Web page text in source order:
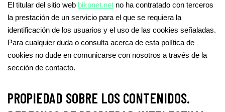
El titular del sitio web bikonet.net no ha contratado con terceros
la prestación de un servicio para el que se requiera la
identificación de los usuarios y el uso de las cookies señaladas.
Para cualquier duda o consulta acerca de esta política de
cookies no dude en comunicarse con nosotros a través de la
sección de contacto.
PROPIEDAD SOBRE LOS CONTENIDOS.